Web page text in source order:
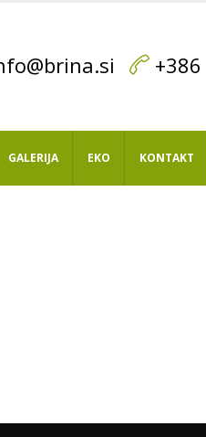
GALERIJA EKO KONTAKT